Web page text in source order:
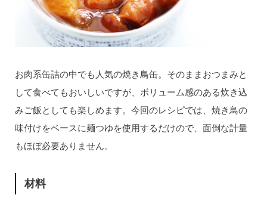
お肉系缶詰の中でも人気の焼き鳥缶。そのままおつまみと
して食べてもおいしいですが、ボリューム感のある炊き込
みご飯としても楽しめます。今回のレシピでは、焼き鳥の
味付けをベースに麺つゆを使用するだけので、面倒な計量
もほぼ必要ありません。
材料